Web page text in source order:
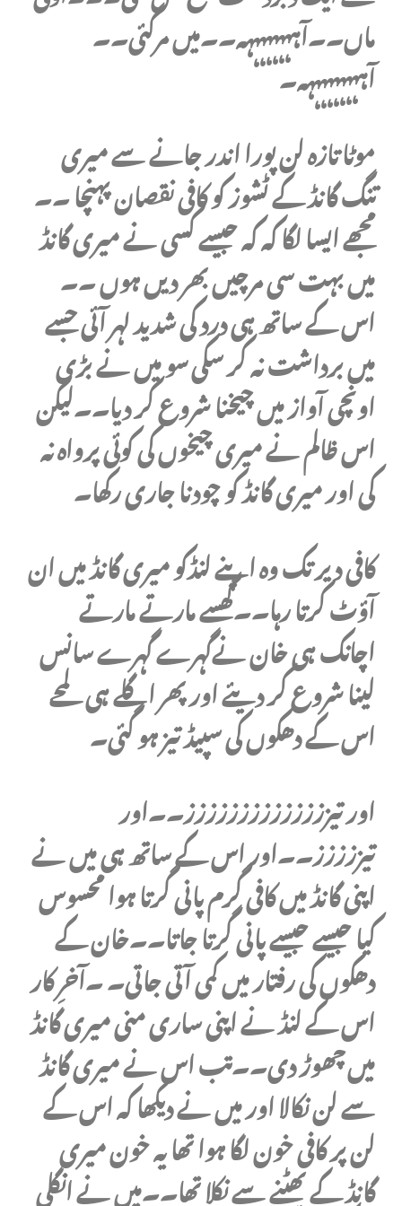
ماں۔۔آہہہہہہہہہ۔۔میں مرگئی۔۔
آہہہہہہہہہہ۔
موٹا تازہ لن پورا اندر جانے سے میری
تنگ گانڈ کے ٹشوز کو کافی نقصان پہنچا ۔۔
مجھے ایسا لگا کہ کہ جیسے کسی نے میری گانڈ
میں بہت سی مرچیں بھر دیں ہوں ۔۔
اس کے ساتھ ہی درد کی شدید لہر آئی جسے
میں برداشت نہ کر سکی سو میں نے بڑی
اونچی آواز میں چیخنا شروع کر دیا۔۔لیکن
اس ظالم نے میری چیخوں کی کوئی پرواہ نہ
کی اور میری گانڈ کو چودنا جاری رکھا۔
کافی دیر تک وہ اپنے لنڈکو میری گانڈ میں ان
آؤٹ کرتا رہا۔۔گھسے مارتے مارتے
اچانک ہی خان نےگہرے گہرے سانس
لینا شروع کر دیئے اور پھر اگلے ہی لمحے
اس کے دھکوں کی سپیڈ تیز ہو گئی۔
اور تیزززززززززززززز۔۔اور
تیززززز۔۔اور اس کے ساتھ ہی میں نے
اپنی گانڈ میں کافی گرم پانی گرتا ہوا محسوس
کیا جیسے جیسے پانی گرتا جاتا۔۔خان کے
دھکوں کی رفتار میں کمی آتی جاتی۔ ۔آخرِ کار
اس کے لنڈ نے اپنی ساری منی میری گانڈ
میں چھوڑ دی۔۔تب اس نے میری گانڈ
سے لن نکالا اور میں نے دیکھا کہ اس کے
لن پر کافی خون لگا ہوا تھا یہ خون میری
گانڈ کے پھٹنے سے نکلا تھا۔۔میں نے انگلی